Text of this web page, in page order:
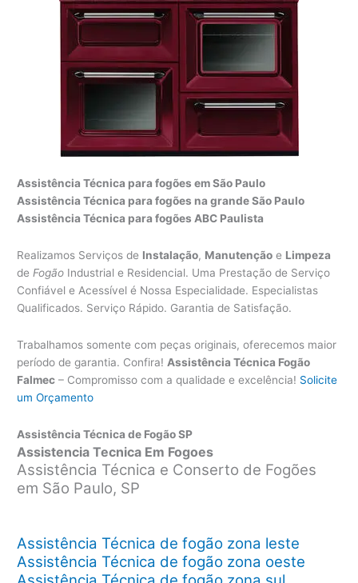
Assistência Técnica para fogões em São Paulo
Assistência Técnica para fogões na grande São Paulo
Assistência Técnica para fogões ABC Paulista
Realizamos Serviços de Instalação, Manutenção e Limpeza
de Fogão Industrial e Residencial. Uma Prestação de Serviço
Confiável e Acessível é Nossa Especialidade. Especialistas
Qualificados. Serviço Rápido. Garantia de Satisfação.
Trabalhamos somente com peças originais, oferecemos maior
período de garantia. Confira! Assistência Técnica Fogão
Falmec – Compromisso com a qualidade e excelência! Solicite
um Orçamento
Assistência Técnica de Fogão SP
Assistencia Tecnica Em Fogoes
Assistência Técnica e Conserto de Fogões
em São Paulo, SP
Assistência Técnica de fogão zona leste
Assistência Técnica de fogão zona oeste